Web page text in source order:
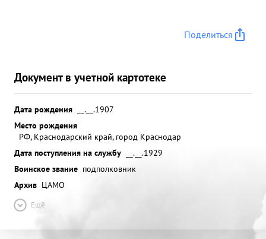
Поделиться
Документ в учетной картотеке
Дата рождения
__.__.1907
Место рождения
РФ, Краснодарский край, город Краснодар
Дата поступления на службу
__.__.1929
Воинское звание подполковник
Архив ЦАМО
Ещё